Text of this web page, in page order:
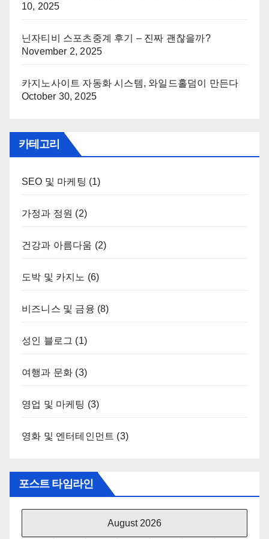
10, 2025
닌자티비 스포츠중계 후기 – 진짜 괜찮을까?
November 2, 2025
카지노사이트 자동화 시스템, 와일드홀덤이 만든다
October 30, 2025
카테고리
SEO 및 마케팅 (1)
가정과 정원 (2)
건강과 아름다움 (2)
도박 및 카지노 (6)
비즈니스 및 금융 (8)
성인 블로그 (1)
여행과 문화 (3)
영업 및 마케팅 (3)
영화 및 엔터테인먼트 (3)
포스트 타임라인
August 2026